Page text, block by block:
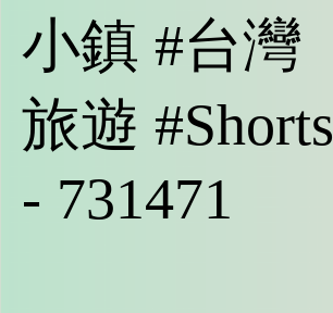
小鎮 #台灣
旅遊 #Shorts
- 731471